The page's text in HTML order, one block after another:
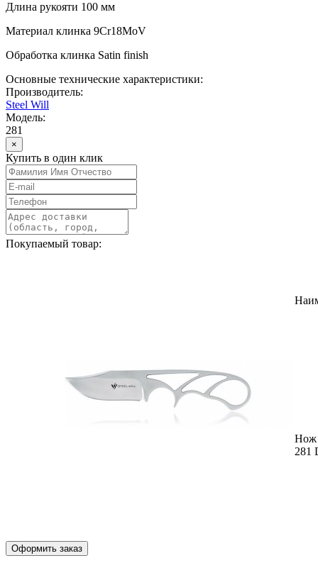
Длина рукояти 100 мм
Материал клинка 9Cr18MoV
Обработка клинка Satin finish
Основные технические характеристики:
Производитель:
Steel Will
Модель:
281
×
Купить в один клик
Покупаемый товар:
Нож
281
Оформить заказ